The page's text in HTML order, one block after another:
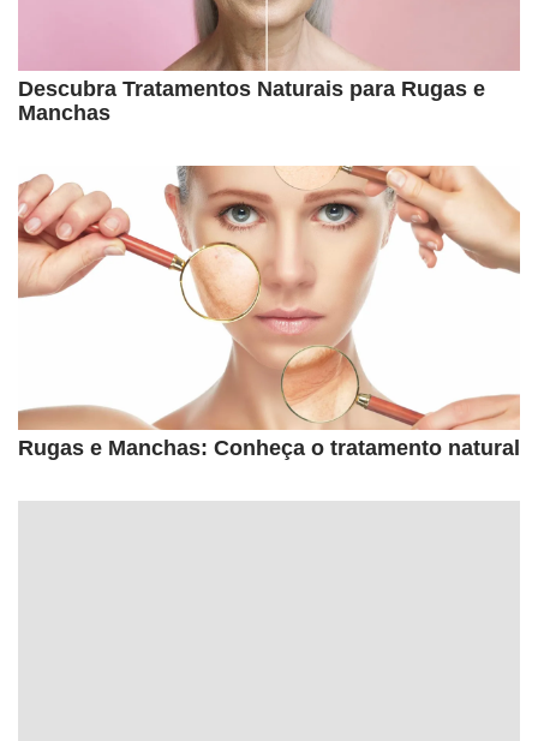
Descubra Tratamentos Naturais para Rugas e
Manchas
Rugas e Manchas: Conheça o tratamento natural